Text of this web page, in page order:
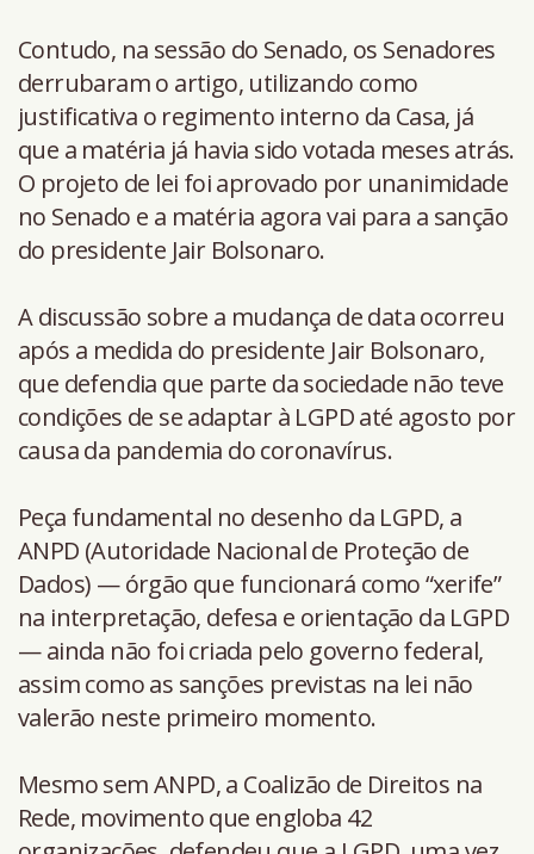
Contudo, na sessão do Senado, os Senadores
derrubaram o artigo, utilizando como
justificativa o regimento interno da Casa, já
que a matéria já havia sido votada meses atrás.
O projeto de lei foi aprovado por unanimidade
no Senado e a matéria agora vai para a sanção
do presidente Jair Bolsonaro.
A discussão sobre a mudança de data ocorreu
após a medida do presidente Jair Bolsonaro,
que defendia que parte da sociedade não teve
condições de se adaptar à LGPD até agosto por
causa da pandemia do coronavírus.
Peça fundamental no desenho da LGPD, a
ANPD (Autoridade Nacional de Proteção de
Dados) — órgão que funcionará como “xerife”
na interpretação, defesa e orientação da LGPD
— ainda não foi criada pelo governo federal,
assim como as sanções previstas na lei não
valerão neste primeiro momento.
Mesmo sem ANPD, a Coalizão de Direitos na
Rede, movimento que engloba 42